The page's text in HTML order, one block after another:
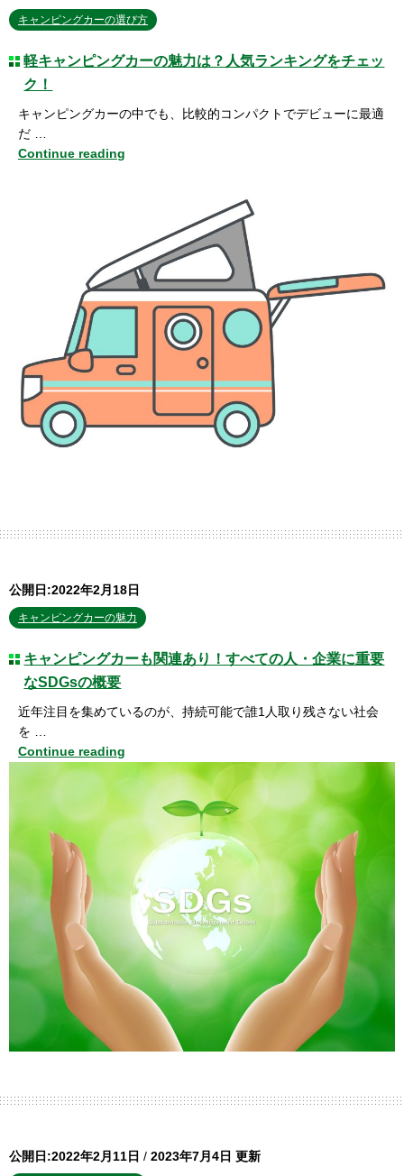
キャンピングカーの選び方
軽キャンピングカーの魅力は？人気ランキングをチェッ
ク！
キャンピングカーの中でも、比較的コンパクトでデビューに最適
だ …
Continue reading
公開日:2022年2月18日
キャンピングカーの魅力
キャンピングカーも関連あり！すべての人・企業に重要
なSDGsの概要
近年注目を集めているのが、持続可能で誰1人取り残さない社会
を …
Continue reading
公開日:2022年2月11日 / 2023年7月4日 更新